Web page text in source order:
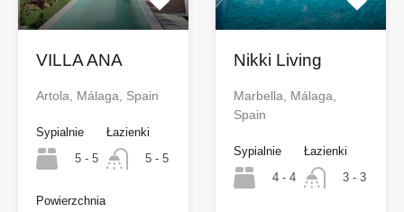
VILLA ANA
Artola, Málaga, Spain
Sypialnie
5 - 5
Łazienki
5 - 5
Powierzchnia
Nikki Living
Marbella, Málaga,
Spain
Sypialnie
4 - 4
Łazienki
3 - 3